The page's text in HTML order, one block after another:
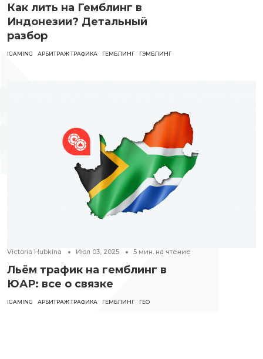
Как лить на Гемблинг в
Индонезии? Детальный
разбор
IGAMING АРБИТРАЖ ТРАФИКА ГЕМБЛИНГ ГЭМБЛИНГ
Victoria Hubkina Июл 03, 2025 5 мин. на чтение
Льём трафик на гемблинг в
ЮАР: все о связке
IGAMING АРБИТРАЖ ТРАФИКА ГЕМБЛИНГ ГЕО